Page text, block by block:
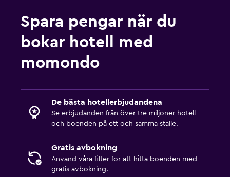
Spara pengar när du
bokar hotell med
momondo
De bästa hotellerbjudandena
Se erbjudanden från över tre miljoner hotell
och boenden på ett och samma ställe.
Gratis avbokning
Använd våra filter för att hitta boenden med
gratis avbokning.